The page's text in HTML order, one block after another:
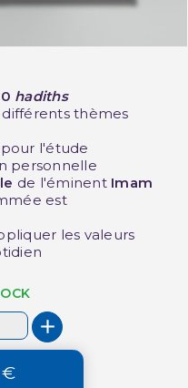
hadiths
thèmes
l'étude
personnelle
de l'éminent Imam
est
les valeurs
€